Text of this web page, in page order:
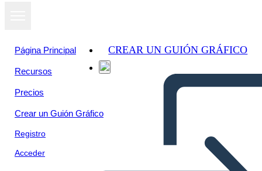
Página Principal
Recursos
Precios
Crear un Guión Gráfico
Registro
Acceder
CREAR UN GUIÓN GRÁFICO